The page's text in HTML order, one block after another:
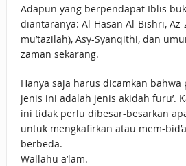
Adapun yang berpendapat Iblis
diantaranya: Al-Hasan Al-Bishri,
mu’tazilah), Asy-Syanqithi, dan
zaman sekarang.
Hanya saja harus dicamkan bahwa
jenis ini adalah jenis akidah furu’.
ini tidak perlu dibesar-besarkan
untuk mengkafirkan atau mem-
berbeda.
Wallahu a’lam.